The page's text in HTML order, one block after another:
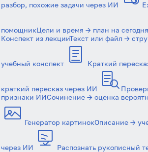
разбор, похожие задачи через ИИ
помощникЦели и время → план на
Конспект из лекцииТекст или файл →
учебный конспект Краткий
краткий пересказ через ИИ
признаки ИИСочинение → оценка
Генератор картинокОписание →
через ИИ Распознать рукописный